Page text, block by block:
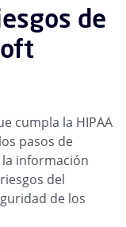
de
cumpla la HIPAA
pasos de
información
del
de los